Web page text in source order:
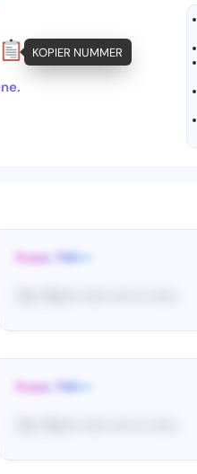
KOPIER NUMMER
From: TWI•••
From: TWI•••